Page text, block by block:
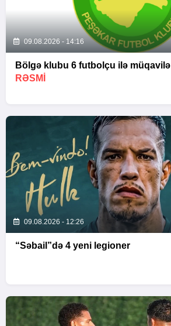
09.08.2026 - 14:16
Bölgə klubu 6 futbolçu ilə müqavilə
RƏSMİ
09.08.2026 - 12:26
“Səbail”də 4 yeni legioner